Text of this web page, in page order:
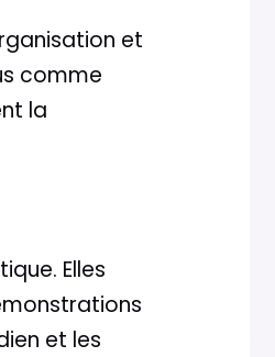
et
comme
la
Elles
et les